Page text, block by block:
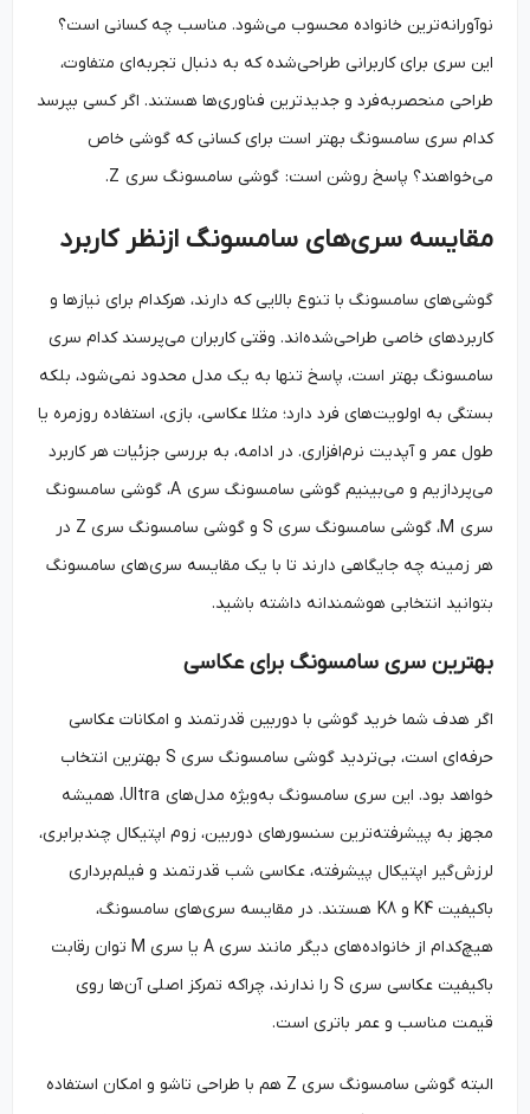
نوآورانه‌ترین خانواده محسوب می‌شود. مناسب چه کسانی است؟
این سری برای کاربرانی طراحی‌شده که به دنبال تجربه‌ای متفاوت،
طراحی منحصربه‌فرد و جدیدترین فناوری‌ها هستند. اگر کسی بپرسد
کدام سری سامسونگ بهتر است برای کسانی که گوشی خاص
می‌خواهند؟ پاسخ روشن است: گوشی سامسونگ سری Z.
مقایسه سری‌های سامسونگ ازنظر کاربرد
گوشی‌های سامسونگ با تنوع بالایی که دارند، هرکدام برای نیازها و
کاربردهای خاصی طراحی‌شده‌اند. وقتی کاربران می‌پرسند کدام سری
سامسونگ بهتر است، پاسخ تنها به یک مدل محدود نمی‌شود، بلکه
بستگی به اولویت‌های فرد دارد؛ مثلا عکاسی، بازی، استفاده روزمره یا
طول عمر و آپدیت نرم‌افزاری. در ادامه، به بررسی جزئیات هر کاربرد
می‌پردازیم و می‌بینیم گوشی سامسونگ سری A، گوشی سامسونگ
سری M، گوشی سامسونگ سری S و گوشی سامسونگ سری Z در
هر زمینه چه جایگاهی دارند تا با یک مقایسه سری‌های سامسونگ
بتوانید انتخابی هوشمندانه داشته باشید.
بهترین سری سامسونگ برای عکاسی
اگر هدف شما خرید گوشی با دوربین قدرتمند و امکانات عکاسی
حرفه‌ای است، بی‌تردید گوشی سامسونگ سری S بهترین انتخاب
خواهد بود. این سری سامسونگ به‌ویژه مدل‌های Ultra، همیشه
مجهز به پیشرفته‌ترین سنسورهای دوربین، زوم اپتیکال چندبرابری،
لرزش‌گیر اپتیکال پیشرفته، عکاسی شب قدرتمند و فیلم‌برداری
باکیفیت K4 و K8 هستند. در مقایسه سری‌های سامسونگ،
هیچ‌کدام از خانواده‌های دیگر مانند سری A یا سری M توان رقابت
باکیفیت عکاسی سری S را ندارند، چراکه تمرکز اصلی آن‌ها روی
قیمت مناسب و عمر باتری است.
البته گوشی سامسونگ سری Z هم با طراحی تاشو و امکان استفاده